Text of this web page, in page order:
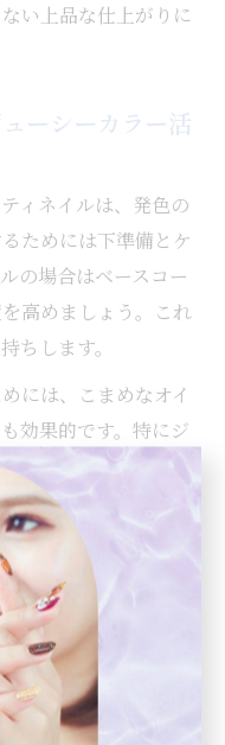
い上品な仕上がりに
ーシーカラー活
ィネイルは、発色の
ためには下準備とケ
の場合はベースコー
高めましょう。これ
ちします。
には、こまめなオイ
効果的です。特にジ
ので、オフの際は専
ることも忘れずに。2
ッシュしやすいとい
間を設けるのもおす
視する分、厚塗りに
っかり硬化させること
の方はプロのサロン